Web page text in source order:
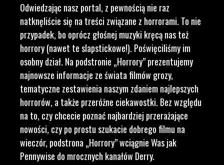
Odwiedzając nasz portal, z pewnością nie raz
natknęliście się na treści związane z horrorami. To nie
przypadek, bo oprócz głośnej muzyki kręcą nas też
horrory (nawet te slapstickowe!). Poświęciliśmy im
osobny dział. Na podstronie „Horrory” prezentujemy
najnowsze informacje ze świata filmów grozy,
tematyczne zestawienia naszym zdaniem najlepszych
horrorów, a także przeróżne ciekawostki. Bez względu
na to, czy chcecie poznać najbardziej przerażające
nowości, czy po prostu szukacie dobrego filmu na
wieczór, podstrona „Horrory” wciągnie Was jak
Pennywise do mrocznych kanałów Derry.